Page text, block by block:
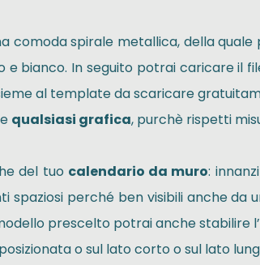
comoda spirale metallica, della
e bianco. In seguito potrai caricare il
al template da scaricare
qualsiasi grafica, purchè rispetti
del tuo calendario da muro:
spaziosi perché ben visibili anche da
prescelto potrai anche stabilire
o sul lato corto o sul lato